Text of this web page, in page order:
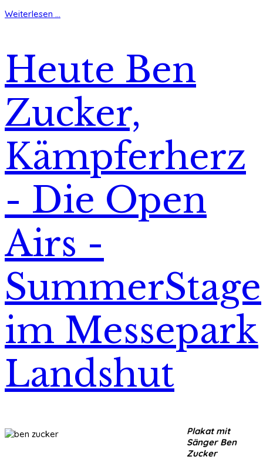
Weiterlesen ...
Heute Ben
Zucker,
Kämpferherz
- Die Open
Airs -
SummerStage
im Messepark
Landshut
Plakat mit
Sänger Ben
Zucker